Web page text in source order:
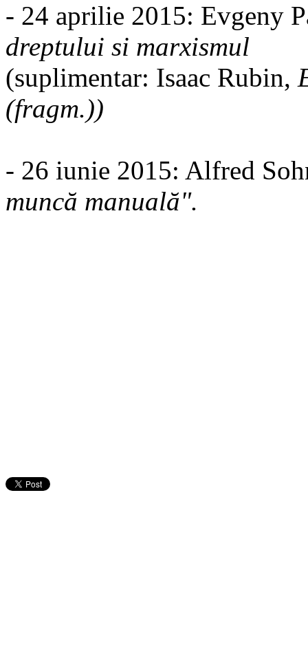
- 24 aprilie 2015: Evgeny
dreptului si marxismul
(suplimentar: Isaac Rubin,
(fragm.))
- 26 iunie 2015: Alfred
muncă manuală".